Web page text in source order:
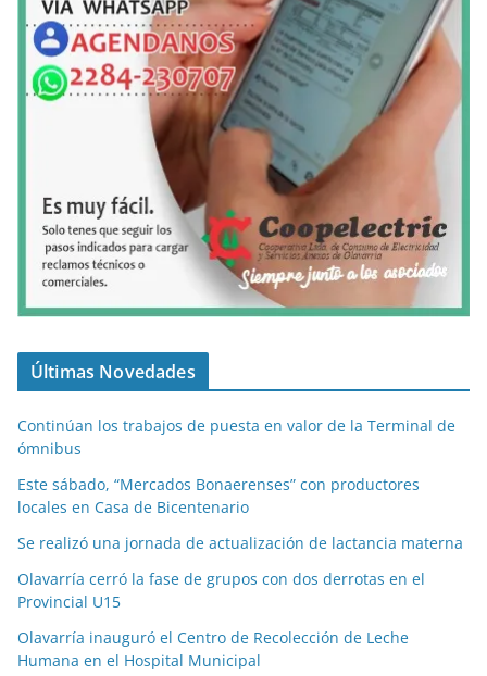
Últimas Novedades
Continúan los trabajos de puesta en valor de la Terminal de
ómnibus
Este sábado, “Mercados Bonaerenses” con productores
locales en Casa de Bicentenario
Se realizó una jornada de actualización de lactancia materna
Olavarría cerró la fase de grupos con dos derrotas en el
Provincial U15
Olavarría inauguró el Centro de Recolección de Leche
Humana en el Hospital Municipal